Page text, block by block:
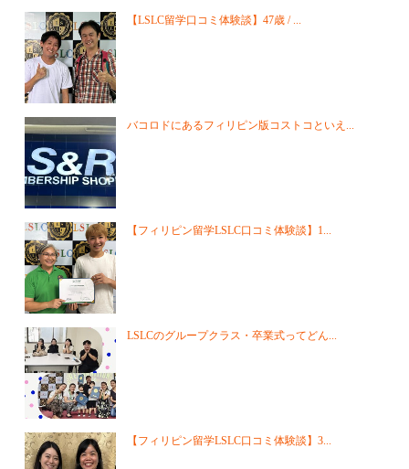
【LSLC留学口コミ体験談】47歳 / ...
バコロドにあるフィリピン版コストコといえ...
【フィリピン留学LSLC口コミ体験談】1...
LSLCのグループクラス・卒業式ってどん...
【フィリピン留学LSLC口コミ体験談】3...